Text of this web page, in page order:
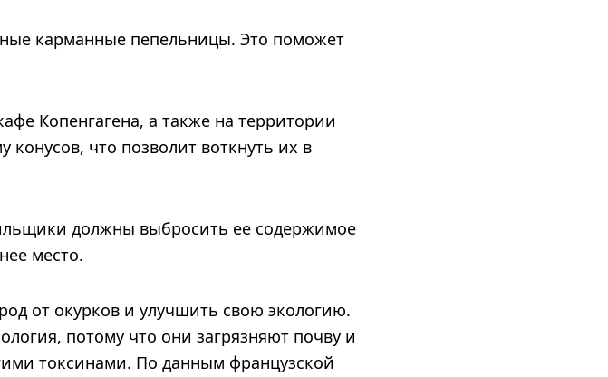
карманные пепельницы. Это поможет
Копенгагена, а также на территории
что позволит воткнуть их в
должны выбросить ее содержимое
место.
от окурков и улучшить свою экологию.
потому что они загрязняют почву и
токсинами. По данным французской